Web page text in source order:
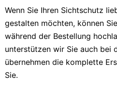
Wenn Sie Ihren Sichtschutz
gestalten möchten, können
während der Bestellung
unterstützen wir Sie auch bei
übernehmen die komplette
Sie.